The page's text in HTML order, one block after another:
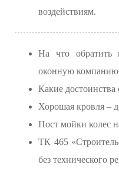
воздействиям.
На что обратить
оконную
Какие достоинства
Хорошая кровля –
Пост мойки колес
ТК 465
без технического